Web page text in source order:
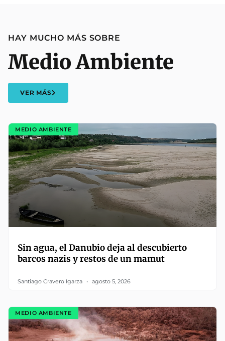
HAY MUCHO MÁS SOBRE
Medio Ambiente
VER MÁS
MEDIO AMBIENTE
Sin agua, el Danubio deja al descubierto
barcos nazis y restos de un mamut
Santiago Cravero Igarza agosto 5, 2026
MEDIO AMBIENTE